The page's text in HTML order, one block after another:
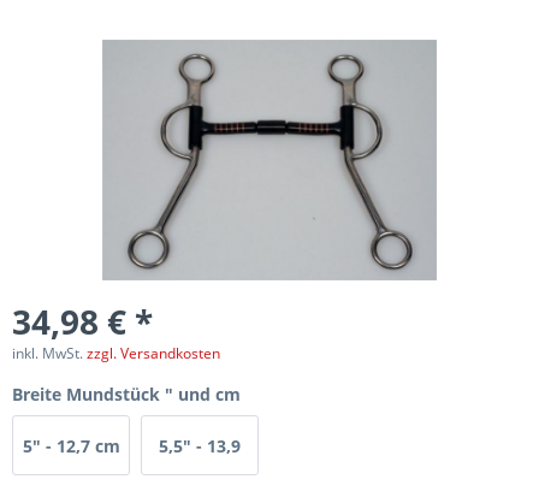
34,98 € *
inkl. MwSt.zzgl. Versandkosten
Breite Mundstück " und cm
5" - 12,7 cm 5,5" - 13,9